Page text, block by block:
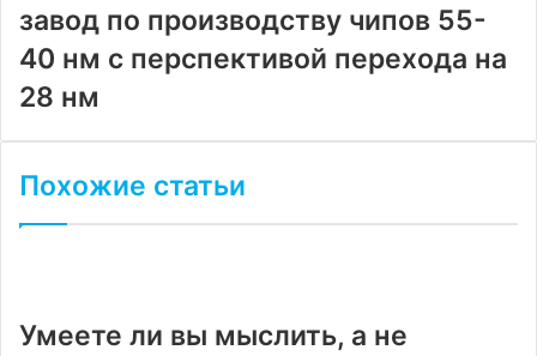
завод по производству чипов 55-
40 нм с перспективой перехода на
28 нм
Похожие статьи
Умеете ли вы мыслить, а не